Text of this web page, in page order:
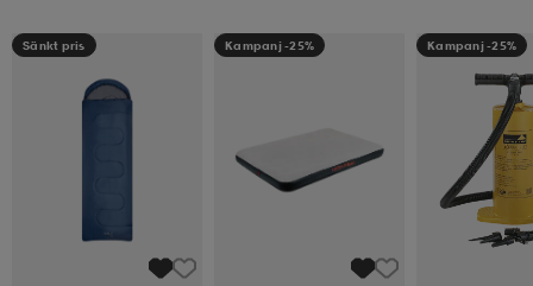
Sänkt pris Kampanj -25% Kampanj -25%